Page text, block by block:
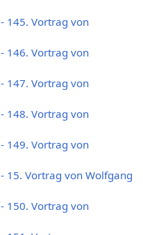
145. Vortrag von
146. Vortrag von
147. Vortrag von
148. Vortrag von
149. Vortrag von
15. Vortrag von Wolfgang
150. Vortrag von